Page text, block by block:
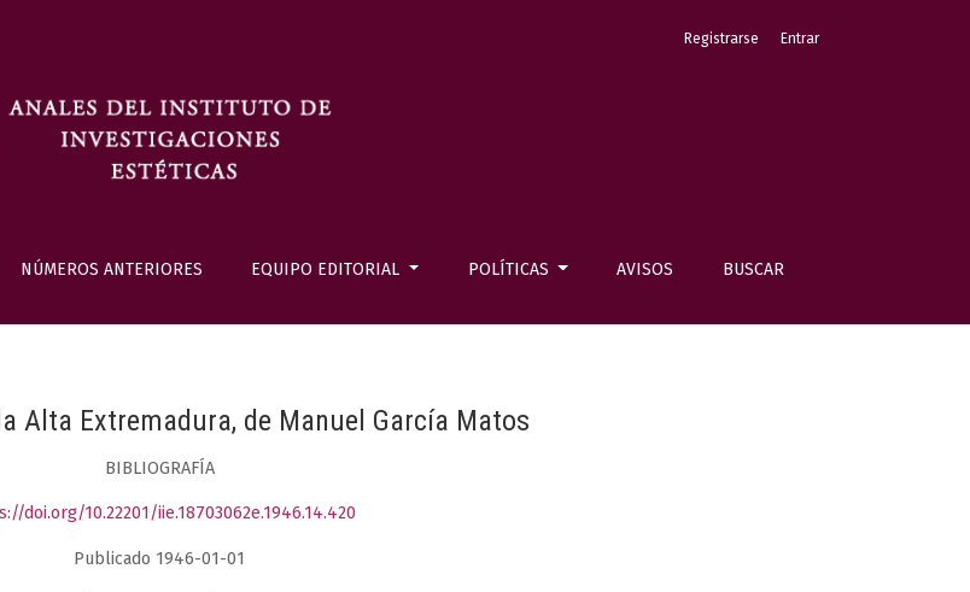
NÚMEROS ANTERIORES EQUIPO EDITORIAL POLÍTICAS AVISOS BUSCAR
Registrarse Entrar
Alta Extremadura, de Manuel García Matos
BIBLIOGRAFÍA
doi.org/10.22201/iie.18703062e.1946.14.420
Publicado 1946-01-01